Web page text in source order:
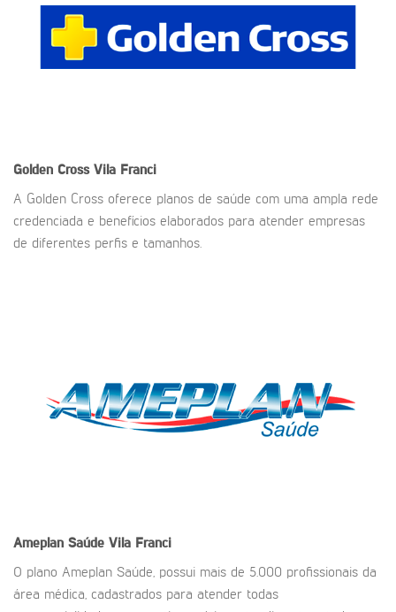
Golden Cross Vila Franci
A Golden Cross oferece planos de saúde com uma ampla rede
credenciada e benefícios elaborados para atender empresas
de diferentes perfis e tamanhos.
Ameplan Saúde Vila Franci
O plano Ameplan Saúde, possui mais de 5.000 profissionais da
área médica, cadastrados para atender todas